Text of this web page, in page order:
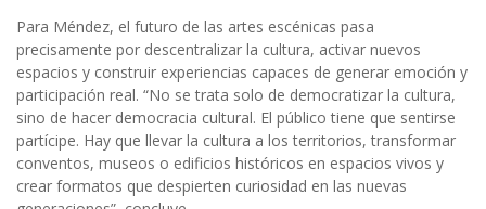
Para Méndez, el futuro de las artes escénicas pasa
precisamente por descentralizar la cultura, activar nuevos
espacios y construir experiencias capaces de generar emoción y
participación real. “No se trata solo de democratizar la cultura,
sino de hacer democracia cultural. El público tiene que sentirse
partícipe. Hay que llevar la cultura a los territorios, transformar
conventos, museos o edificios históricos en espacios vivos y
crear formatos que despierten curiosidad en las nuevas